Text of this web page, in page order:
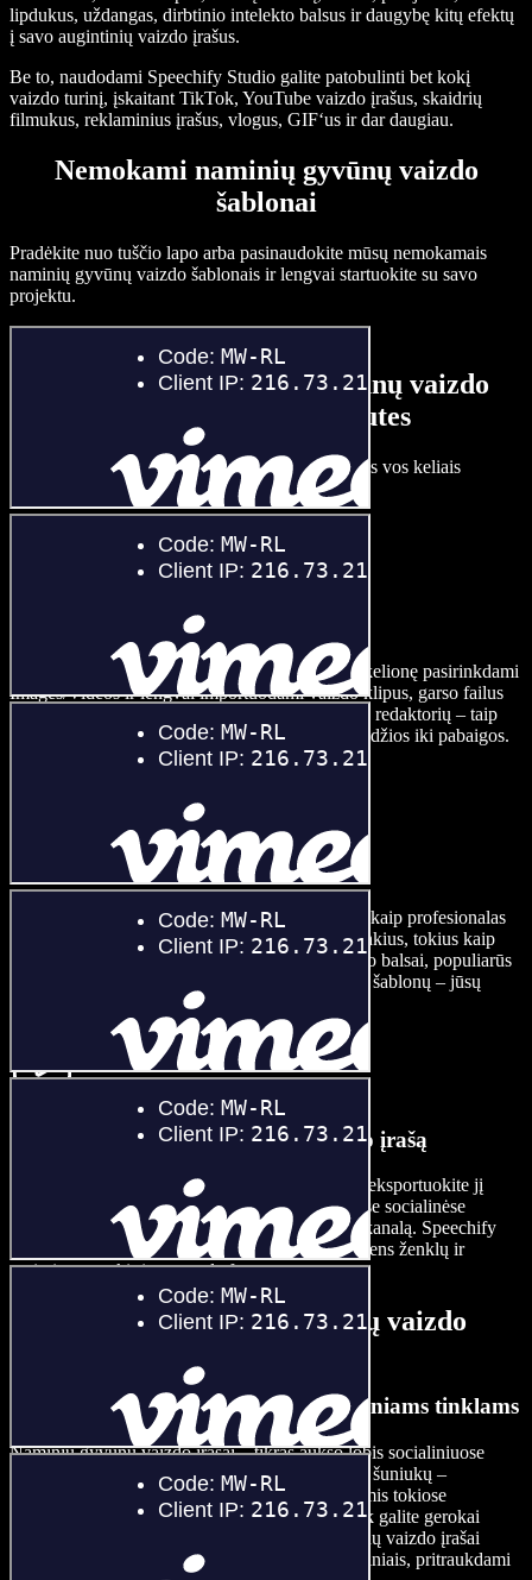
lipdukus, uždangas, dirbtinio intelekto balsus ir daugybę kitų efektų
į savo augintinių vaizdo įrašus.
Be to, naudodami Speechify Studio galite patobulinti bet kokį
vaizdo turinį, įskaitant TikTok, YouTube vaizdo įrašus, skaidrių
filmukus, reklaminius įrašus, vlogus, GIF‘us ir dar daugiau.
Nemokami naminių gyvūnų vaizdo
šablonai
Pradėkite nuo tuščio lapo arba pasinaudokite mūsų nemokamais
naminių gyvūnų vaizdo šablonais ir lengvai startuokite su savo
projektu.
Kaip sukurti naminių gyvūnų vaizdo
įrašą per kelias minutes
Kurti įtraukiančius naminių gyvūnų vaizdo įrašus vos keliais
paspaudimais su Speechify Studio.
Įkelkite savo vaizdo įrašą
Pradėkite savo naminio gyvūno vaizdo kūrimo kelionę pasirinkdami
Images/Videos ir lengvai importuodami vaizdo klipus, garso failus
bei mėgstamas nuotraukas į mūsų patogų vaizdo redaktorių – taip
užtikrinsite sklandų redagavimo procesą nuo pradžios iki pabaigos.
Kurkite savo augintinio vaizdo įrašą
Individualizuokite savo augintinio vaizdo įrašus kaip profesionalas
naudodami įvairius vaizdo įrašų redagavimo įrankius, tokius kaip
įgarsinimas vienu paspaudimu, dirbtinio intelekto balsai, populiarūs
perėjimai, uždangos, lipdukai ir daugybė vaizdo šablonų – jūsų
Eksportuokite savo augintinio vaizdo įrašą
Kai jūsų augintinio vaizdo įrašas bus paruoštas, eksportuokite jį
aukšta kokybe ir būkite pasiruošę dalytis įvairiose socialinėse
platformose, įskaitant TikTok ar savo YouTube kanalą. Speechify
Studio pasirūpins, kad jūsų turinys būtų be vandens ženklų ir
optimizuotas skirtingoms platformoms.
Kada naudoti naminių gyvūnų vaizdo
Naminių gyvūnų vaizdo įrašai socialiniams tinklams
Naminių gyvūnų vaizdo įrašai – tikras aukso lobis socialiniuose
tinkluose. Nuo žaismingų kačiukų iki energingų šuniukų –
dalydamiesi atviromis savo augintinių akimirkomis tokiose
platformose kaip Instagram, TikTok ar Facebook galite gerokai
padidinti auditorijos įsitraukimą. Naminių gyvūnų vaizdo įrašai
sukelia teigiamas emocijas ir dažnai tampa virusiniais, pritraukdami